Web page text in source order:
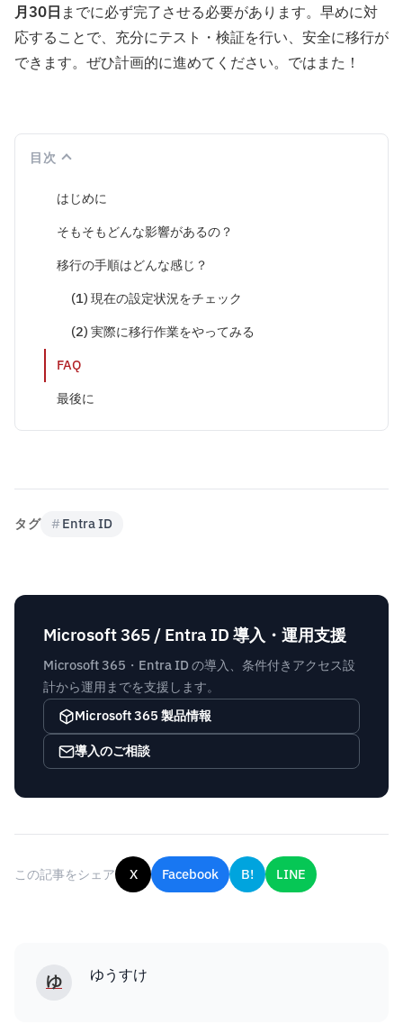
月30日 までに必ず完了させる必要があります。早めに対
応することで、充分にテスト・検証を行い、安全に移行が
できます。ぜひ計画的に進めてください。ではまた！
目次
はじめに
そもそもどんな影響があるの？
移行の手順はどんな感じ？
(1) 現在の設定状況をチェック
(2) 実際に移行作業をやってみる
FAQ
最後に
タグ #Entra ID
Microsoft 365 / Entra ID 導入・運用支援
Microsoft 365・Entra ID の導入、条件付きアクセス設
計から運用までを支援します。
Microsoft 365 製品情報
導入のご相談
この記事をシェア X Facebook B! LINE
ゆ ゆうすけ